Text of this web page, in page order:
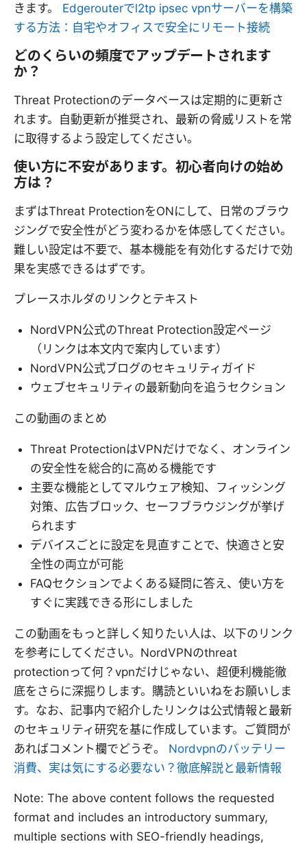
きます。 Edgerouterでl2tp ipsec vpnサーバーを構築
する方法：自宅やオフィスで安全にリモート接続
どのくらいの頻度でアップデートされます
か？
Threat Protectionのデータベースは定期的に更新さ
れます。自動更新が推奨され、最新の脅威リストを常
に取得するよう設定してください。
使い方に不安があります。初心者向けの始め
方は？
まずはThreat ProtectionをONにして、日常のブラウ
ジングで安全性がどう変わるかを体感してください。
難しい設定は不要で、基本機能を有効化するだけで効
果を実感できるはずです。
プレースホルダのリンクとテキスト
NordVPN公式のThreat Protection設定ページ
（リンクは本文内で案内しています）
NordVPN公式ブログのセキュリティガイド
ウェブセキュリティの最新動向を追うセクション
この動画のまとめ
Threat ProtectionはVPNだけでなく、オンライン
の安全性を総合的に高める機能です
主要な機能としてマルウェア検知、フィッシング
対策、広告ブロック、セーフブラウジングが挙げ
られます
デバイスごとに設定を見直すことで、快適さと安
全性の両立が可能
FAQセクションでよくある疑問に答え、使い方を
すぐに実践できる形にしました
この動画をもっと詳しく知りたい人は、以下のリンク
を参考にしてください。NordVPNのthreat
protectionって何？vpnだけじゃない、超便利機能徹
底をさらに深掘りします。購読といいねをお願いしま
す。なお、記事内で紹介したリンクは公式情報と最新
のセキュリティ研究を基に作成しています。ご質問が
あればコメント欄でどうぞ。 Nordvpnのバッテリー
消費、実は気にする必要ない？徹底解説と最新情報
Note: The above content follows the requested
format and includes an introductory summary,
multiple sections with SEO-friendly headings,